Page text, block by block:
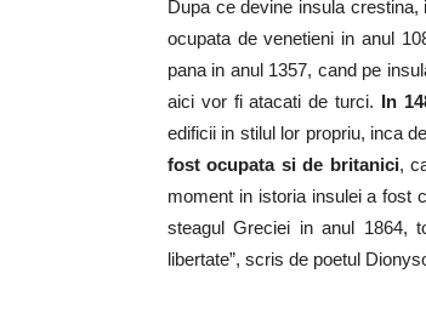
Dupa ce devine insula
ocupata de venetieni in anul
pana in anul 1357, cand pe
aici vor fi atacati de turci. In
edificii in stilul lor propriu, inca
fost ocupata si de britanici,
moment in istoria insulei a fost
steagul Greciei in anul 1864,
libertate”, scris de poetul